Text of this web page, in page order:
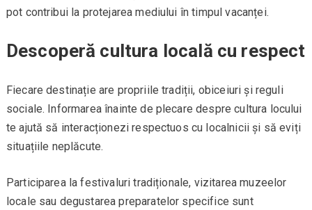
pot contribui la protejarea mediului în timpul vacanței.
Descoperă cultura locală cu respect
Fiecare destinație are propriile tradiții, obiceiuri și reguli
sociale. Informarea înainte de plecare despre cultura locului
te ajută să interacționezi respectuos cu localnicii și să eviți
situațiile neplăcute.
Participarea la festivaluri tradiționale, vizitarea muzeelor
locale sau degustarea preparatelor specifice sunt